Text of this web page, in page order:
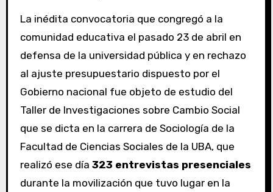
La inédita convocatoria que congregó a la
comunidad educativa el pasado 23 de abril en
defensa de la universidad pública y en rechazo
al ajuste presupuestario dispuesto por el
Gobierno nacional fue objeto de estudio del
Taller de Investigaciones sobre Cambio Social
que se dicta en la carrera de Sociología de la
Facultad de Ciencias Sociales de la UBA, que
realizó ese día 323 entrevistas presenciales
durante la movilización que tuvo lugar en la